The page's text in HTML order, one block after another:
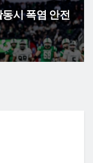
시 폭염 안전